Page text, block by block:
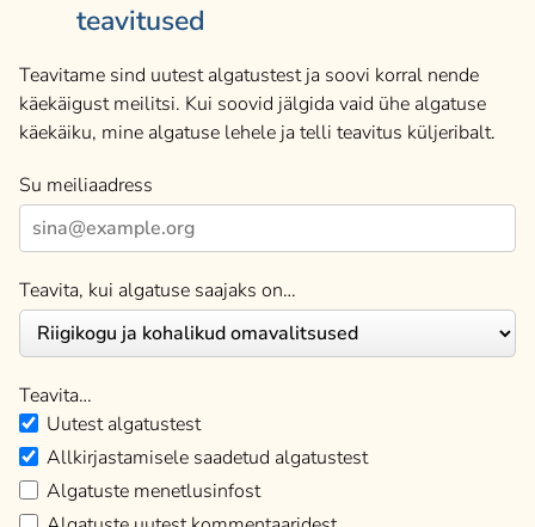
teavitused
Teavitame sind uutest algatustest ja soovi korral nende
käekäigust meilitsi. Kui soovid jälgida vaid ühe algatuse
käekäiku, mine algatuse lehele ja telli teavitus küljeribalt.
Su meiliaadress
Teavita, kui algatuse saajaks on…
Teavita…
Uutest algatustest
Allkirjastamisele saadetud algatustest
Algatuste menetlusinfost